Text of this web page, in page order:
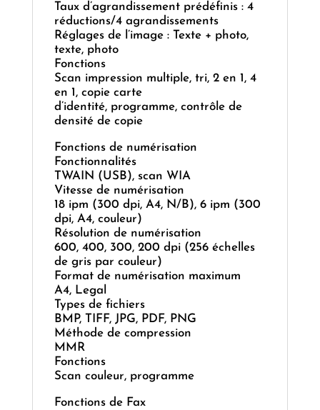
Taux d’agrandissement prédéfinis : 4
réductions/4 agrandissements
Réglages de l’image : Texte + photo,
texte, photo
Fonctions
Scan impression multiple, tri, 2 en 1, 4
en 1, copie carte
d’identité, programme, contrôle de
densité de copie
Fonctions de numérisation
Fonctionnalités
TWAIN (USB), scan WIA
Vitesse de numérisation
18 ipm (300 dpi, A4, N/B), 6 ipm (300
dpi, A4, couleur)
Résolution de numérisation
600, 400, 300, 200 dpi (256 échelles
de gris par couleur)
Format de numérisation maximum
A4, Legal
Types de fichiers
BMP, TIFF, JPG, PDF, PNG
Méthode de compression
MMR
Fonctions
Scan couleur, programme
Fonctions de Fax